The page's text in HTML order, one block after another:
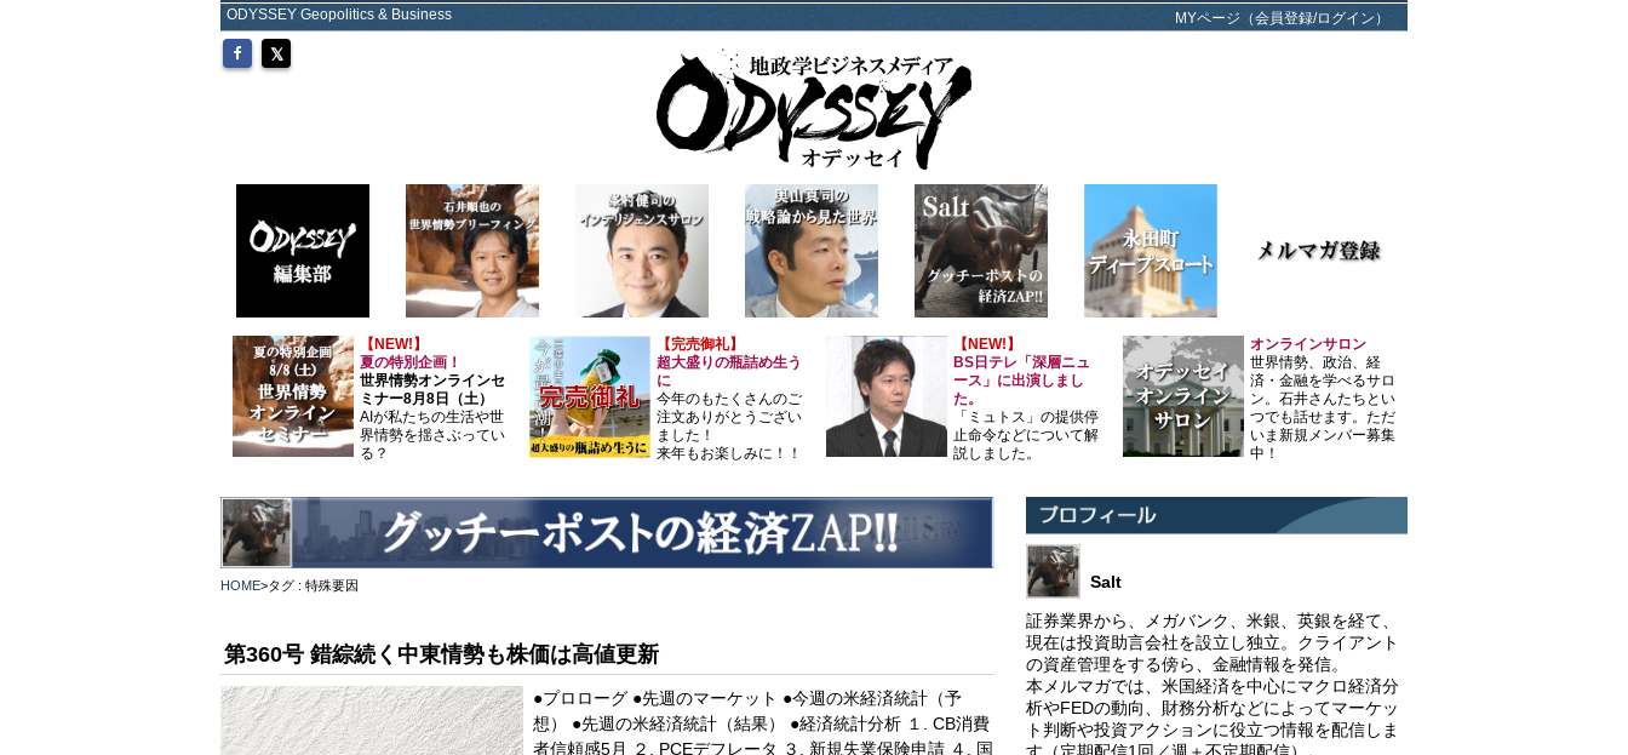
ODYSSEY Geopolitics & Business MYページ（会員登録/ログイン）
【NEW!】
夏の特別企画！
世界情勢オンラインセ
ミナー8月8日（土）
AIが私たちの生活や世
界情勢を揺さぶってい
る？
【完売御礼】
超大盛りの瓶詰め生う
に
今年のもたくさんのご
注文ありがとうござい
ました！
来年もお楽しみに！！
【NEW!】
BS日テレ「深層ニュ
ース」に出演しまし
た。
「ミュトス」の提供停
止命令などについて解
説しました。
オンラインサロン
世界情勢、政治、経
済・金融を学べるサロ
ン。石井さんたちとい
つでも話せます。ただ
いま新規メンバー募集
中！
HOME>タグ : 特殊要因
第360号 錯綜続く中東情勢も株価は高値更新
●プロローグ ●先週のマーケット ●今週の米経済統計（予
想） ●先週の米経済統計（結果） ●経済統計分析 １. CB消費
者信頼感5月 ２. PCEデフレータ ３. 新規失業保険申請 ４. 国
Salt
証券業界から、メガバンク、米銀、英銀を経て、
現在は投資助言会社を設立し独立。クライアント
の資産管理をする傍ら、金融情報を発信。
本メルマガでは、米国経済を中心にマクロ経済分
析やFEDの動向、財務分析などによってマーケッ
ト判断や投資アクションに役立つ情報を配信しま